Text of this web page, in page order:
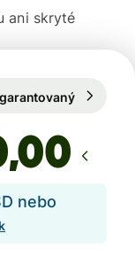
ani skryté
,00
nebo